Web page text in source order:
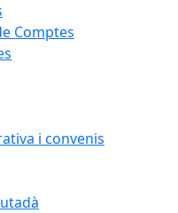
Comptes
i convenis